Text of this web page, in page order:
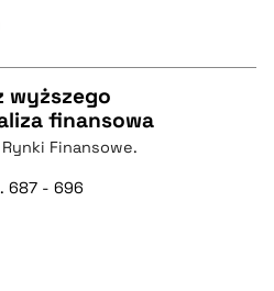
wyższego
finansowa
Finansowe.
687 - 696